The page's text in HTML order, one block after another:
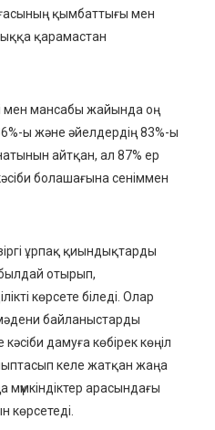
қымбаттығы мен
қарамастан
мен мансабы жайында оң
ы және әйелдердің 83%-ы
айтқан, ал 87% ер
болашағына сеніммен
ұрпақ қиындықтарды
отырып,
көрсете біледі. Олар
байланыстарды
дамуға көбірек көңіл
келе жатқан жаңа
мүмкіндіктер арасындағы
көрсетеді.